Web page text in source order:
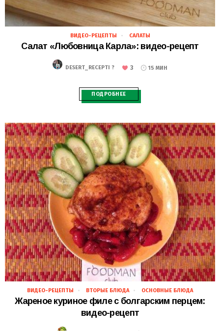
25.11.2018
ВИДЕО-РЕЦЕПТЫ САЛАТЫ
Салат «Любовница Карла»: видео-рецепт
DESERT_RECEPTI ? 3 15 МИН
ПОДРОБНЕЕ
24.11.2018
ВИДЕО-РЕЦЕПТЫ ВТОРЫЕ БЛЮДА ОСНОВНЫЕ БЛЮДА
Жареное куриное филе с болгарским перцем:
видео-рецепт